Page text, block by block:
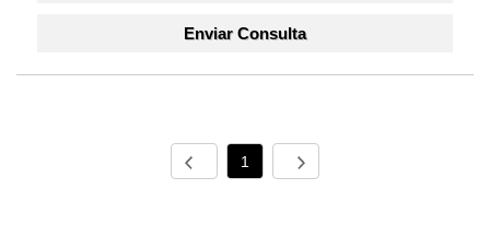
Enviar Consulta
1